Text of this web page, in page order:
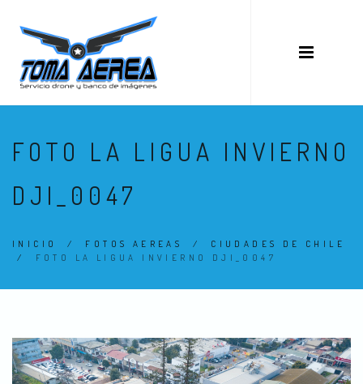
FOTO LA LIGUA INVIERNO
DJI_0047
INICIO / FOTOS AEREAS / CIUDADES DE CHILE
/ FOTO LA LIGUA INVIERNO DJI_0047